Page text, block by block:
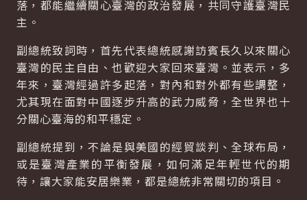
落，都能繼續關心臺灣的政治發展，共同守護臺灣民
主。
副總統致詞時，首先代表總統感謝訪賓長久以來關心
臺灣的民主自由、也歡迎大家回來臺灣。並表示，多
年來，臺灣經過許多起落，對內和對外都有些調整，
尤其現在面對中國逐步升高的武力威脅，全世界也十
分關心臺海的和平穩定。
副總統提到，不論是與美國的經貿談判、全球布局，
或是臺灣產業的平衡發展，如何滿足年輕世代的期
待，讓大家能安居樂業，都是總統非常關切的項目。